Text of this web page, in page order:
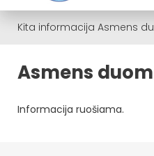
Kita informacija Asmens
Asmens
Informacija ruošiama.